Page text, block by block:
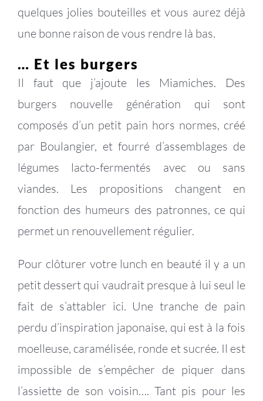
quelques jolies bouteilles et vous aurez déjà
une bonne raison de vous rendre là bas.
… Et les burgers
Il faut que j’ajoute les Miamiches. Des
burgers nouvelle génération qui sont
composés d’un petit pain hors normes, créé
par Boulangier, et fourré d’assemblages de
légumes lacto-fermentés avec ou sans
viandes. Les propositions changent en
fonction des humeurs des patronnes, ce qui
permet un renouvellement régulier.
Pour clôturer votre lunch en beauté il y a un
petit dessert qui vaudrait presque à lui seul le
fait de s’attabler ici. Une tranche de pain
perdu d’inspiration japonaise, qui est à la fois
moelleuse, caramélisée, ronde et sucrée. Il est
impossible de s’empêcher de piquer dans
l’assiette de son voisin…. Tant pis pour les